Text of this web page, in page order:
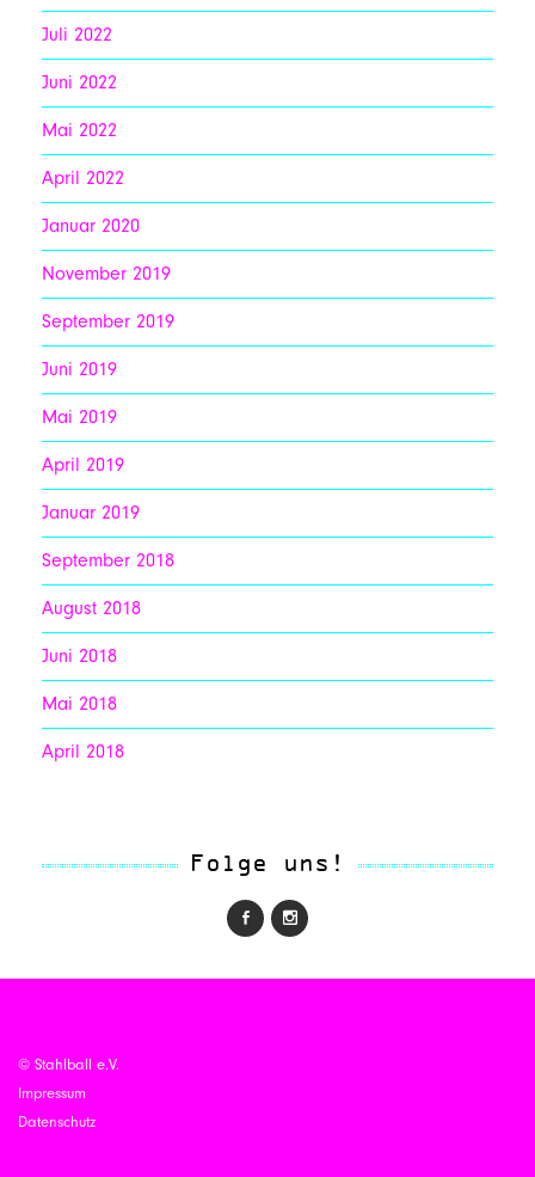
Juli 2022
Juni 2022
Mai 2022
April 2022
Januar 2020
November 2019
September 2019
Juni 2019
Mai 2019
April 2019
Januar 2019
September 2018
August 2018
Juni 2018
Mai 2018
April 2018
Folge uns!
© Stahlball e.V.
Impressum
Datenschutz